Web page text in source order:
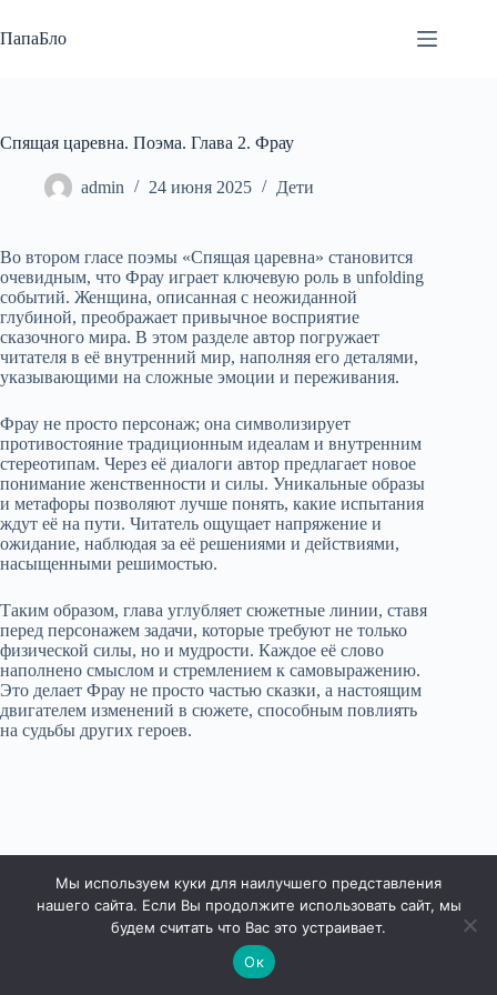
к
сути
ПапаБло
Спящая царевна. Поэма. Глава 2. Фрау
admin 24 июня 2025 Дети
Во втором гласе поэмы «Спящая царевна» становится
очевидным, что Фрау играет ключевую роль в unfolding
событий. Женщина, описанная с неожиданной
глубиной, преображает привычное восприятие
сказочного мира. В этом разделе автор погружает
читателя в её внутренний мир, наполняя его деталями,
указывающими на сложные эмоции и переживания.
Фрау не просто персонаж; она символизирует
противостояние традиционным идеалам и внутренним
стереотипам. Через её диалоги автор предлагает новое
понимание женственности и силы. Уникальные образы
и метафоры позволяют лучше понять, какие испытания
ждут её на пути. Читатель ощущает напряжение и
ожидание, наблюдая за её решениями и действиями,
насыщенными решимостью.
Таким образом, глава углубляет сюжетные линии, ставя
перед персонажем задачи, которые требуют не только
физической силы, но и мудрости. Каждое её слово
наполнено смыслом и стремлением к самовыражению.
Это делает Фрау не просто частью сказки, а настоящим
двигателем изменений в сюжете, способным повлиять
на судьбы других героев.
Мы используем куки для наилучшего представления
нашего сайта. Если Вы продолжите использовать сайт, мы
будем считать что Вас это устраивает.
Ок